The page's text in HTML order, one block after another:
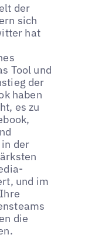
der
sich
hat
Tool und
der
haben
es zu
der
und im
die